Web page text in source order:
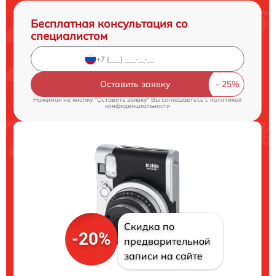
Бесплатная консультация со
специалистом
Оставить заявку
Нажимая на кнопку "Оставить заявку" Вы соглашаетесь c политикой
конфиденциальности
-20%
Скидка по
предварительной
записи на сайте